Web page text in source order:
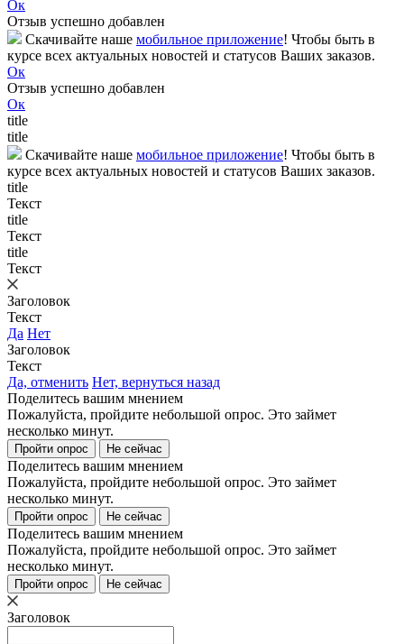
Ок
Отзыв успешно добавлен
Скачивайте наше мобильное приложение! Чтобы быть в
курсе всех актуальных новостей и статусов Ваших заказов.
Ок
Отзыв успешно добавлен
Ок
title
title
Скачивайте наше мобильное приложение! Чтобы быть в
курсе всех актуальных новостей и статусов Ваших заказов.
title
Текст
title
Текст
title
Текст
Заголовок
Текст
Да Нет
Заголовок
Текст
Да, отменить Нет, вернуться назад
Поделитесь вашим мнением
Пожалуйста, пройдите небольшой опрос. Это займет
несколько минут.
Пройти опрос Не сейчас
Поделитесь вашим мнением
Пожалуйста, пройдите небольшой опрос. Это займет
несколько минут.
Пройти опрос Не сейчас
Поделитесь вашим мнением
Пожалуйста, пройдите небольшой опрос. Это займет
несколько минут.
Пройти опрос Не сейчас
Заголовок